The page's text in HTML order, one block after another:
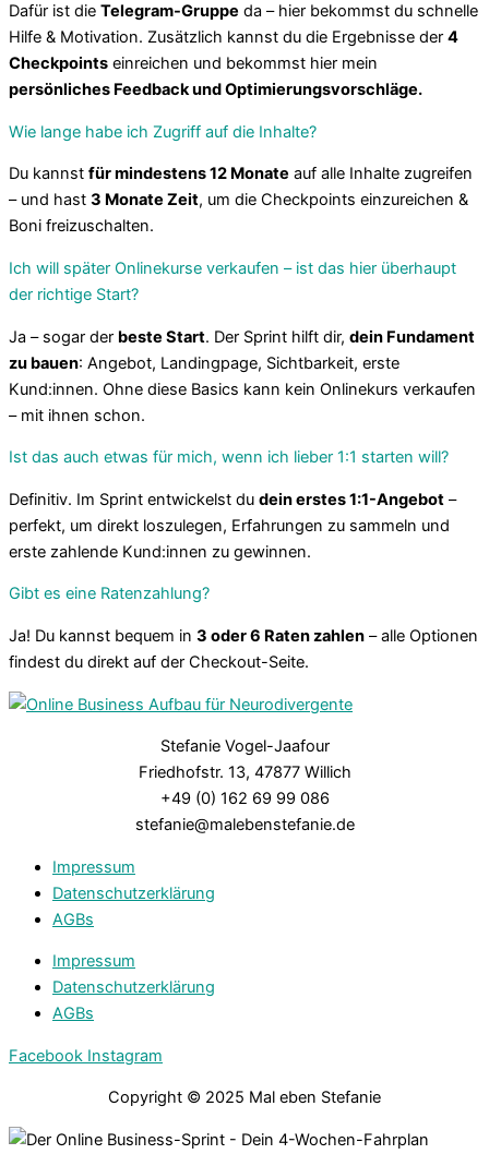
Dafür ist die Telegram-Gruppe da – hier bekommst du schnelle
Hilfe & Motivation. Zusätzlich kannst du die Ergebnisse der 4
Checkpoints einreichen und bekommst hier mein
persönliches Feedback und Optimierungsvorschläge.
Wie lange habe ich Zugriff auf die Inhalte?
Du kannst für mindestens 12 Monate auf alle Inhalte zugreifen
– und hast 3 Monate Zeit, um die Checkpoints einzureichen &
Boni freizuschalten.
Ich will später Onlinekurse verkaufen – ist das hier überhaupt
der richtige Start?
Ja – sogar der beste Start. Der Sprint hilft dir, dein Fundament
zu bauen: Angebot, Landingpage, Sichtbarkeit, erste
Kund:innen. Ohne diese Basics kann kein Onlinekurs verkaufen
– mit ihnen schon.
Ist das auch etwas für mich, wenn ich lieber 1:1 starten will?
Definitiv. Im Sprint entwickelst du dein erstes 1:1-Angebot –
perfekt, um direkt loszulegen, Erfahrungen zu sammeln und
erste zahlende Kund:innen zu gewinnen.
Gibt es eine Ratenzahlung?
Ja! Du kannst bequem in 3 oder 6 Raten zahlen – alle Optionen
findest du direkt auf der Checkout-Seite.
Stefanie Vogel-Jaafour
Friedhofstr. 13, 47877 Willich
+49 (0) 162 69 99 086
stefanie@malebenstefanie.de
Impressum
Datenschutzerklärung
AGBs
Impressum
Datenschutzerklärung
AGBs
Facebook Instagram
Copyright © 2025 Mal eben Stefanie